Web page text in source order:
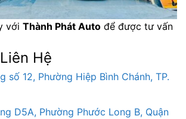
với Thành Phát Auto để được tư vấn
Hệ
số 12, Phường Hiệp Bình Chánh, TP.
D5A, Phường Phước Long B, Quận